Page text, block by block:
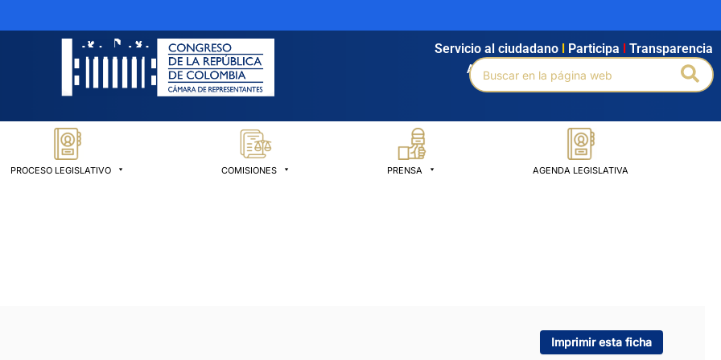
Agendamiento Intranet Búsqueda avanzada
Servicio al ciudadano Participa Transparencia
Buscar
por:
PROCESO LEGISLATIVO COMISIONES PRENSA AGENDA LEGISLATIVA
Imprimir esta ficha